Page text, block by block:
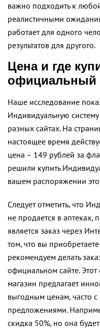
важно подходить к
реалистичными
работает для одного
результатов для другого.
Цена и где
официальный
Наше исследование
Индивидуальную
разных сайтах. На
настоящее время
цена – 149 рублей за
решили купить
вашем распоряжении
Следует отметить, что
не продается в аптеках,
является заказ через
том, что вы
рекомендуем делать
официальном сайте.
магазин предлагает
выгодным ценам, часто
предложениями.
скидка 50%, но она